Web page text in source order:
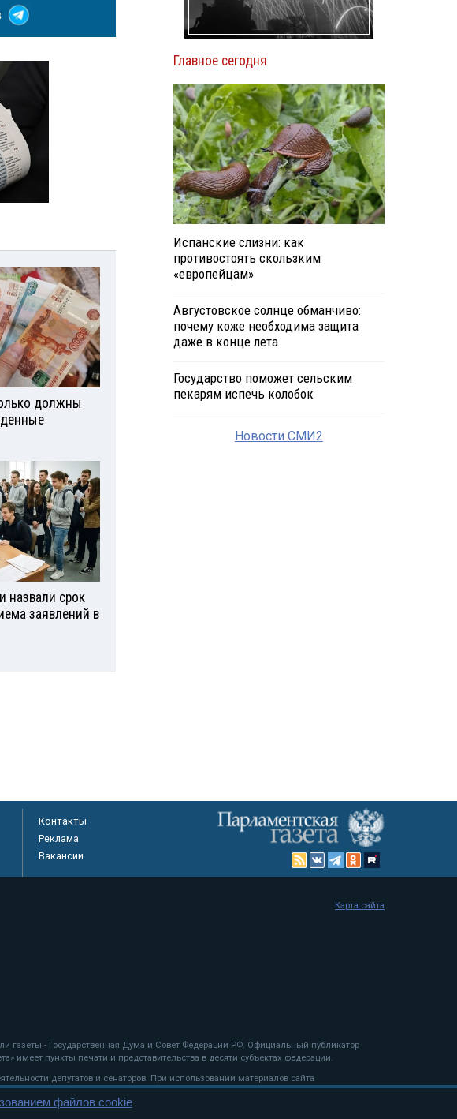
должны
назвали срок
заявлений в
Главное сегодня
Испанские слизни: как
противостоять скользким
«европейцам»
Августовское солнце обманчиво:
почему коже необходима защита
даже в конце лета
Государство поможет сельским
пекарям испечь колобок
Новости СМИ2
Контакты
Реклама
Вакансии
газеты - Государственная Дума и Совет Федерации РФ. Официальный публикатор
имеет пункты печати и представительства в десяти субъектах федерации.
депутатов и сенаторов. При использовании материалов сайта
Карта сайта
файлов cookie